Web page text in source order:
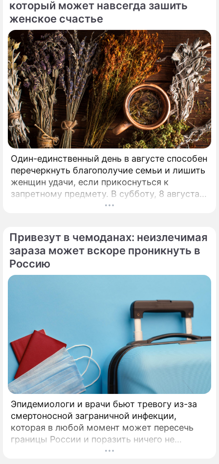
который может навсегда зашить
женское счастье
Один-единственный день в августе способен
перечеркнуть благополучие семьи и лишить
женщин удачи, если прикоснуться к
запретному предмету. В субботу, 8 августа,
православная церковь молитвенно чтит
Никомидийских.
Привезут в чемоданах: неизлечимая
зараза может вскоре проникнуть в
Россию
Эпидемиологи и врачи бьют тревогу из-за
смертоносной заграничной инфекции,
которая в любой момент может пересечь
границы России и поразить ничего не
подозревающих граждан. Россию